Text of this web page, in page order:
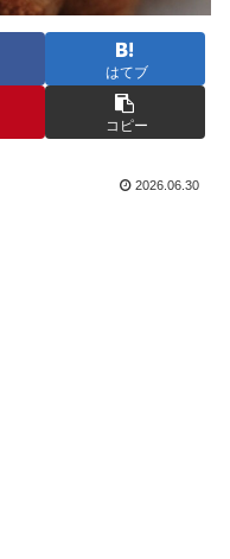
はてブ
コピー
2026.06.30